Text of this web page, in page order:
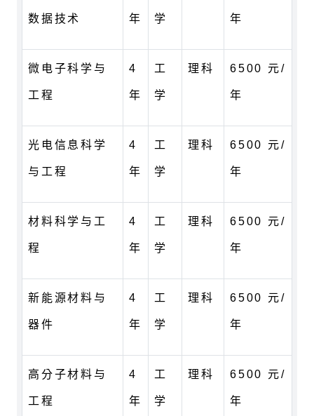
数据技术 年 学 年
微电子科学与
工程
4
年
工
学
理科 6500 元/
年
光电信息科学
与工程
4
年
工
学
理科 6500 元/
年
材料科学与工
程
4
年
工
学
理科 6500 元/
年
新能源材料与
器件
4
年
工
学
理科 6500 元/
年
高分子材料与
工程
4
年
工
学
理科 6500 元/
年